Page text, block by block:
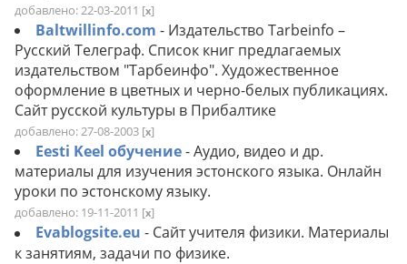
добавлено: 22-03-2011 [x]
Baltwillinfo.com - Издательство Tarbeinfo –
Русский Телеграф. Список книг предлагаемых
издательством "Тарбеинфо". Художественное
оформление в цветных и черно-белых публикациях.
Сайт русской культуры в Прибалтике
добавлено: 27-08-2003 [x]
Eesti Keel обучение- Аудио, видео и др.
материалы для изучения эстонского языка. Онлайн
уроки по эстонскому языку.
добавлено: 19-11-2011 [x]
Evablogsite.eu - Сайт учителя физики. Материалы
к занятиям, задачи по физике.